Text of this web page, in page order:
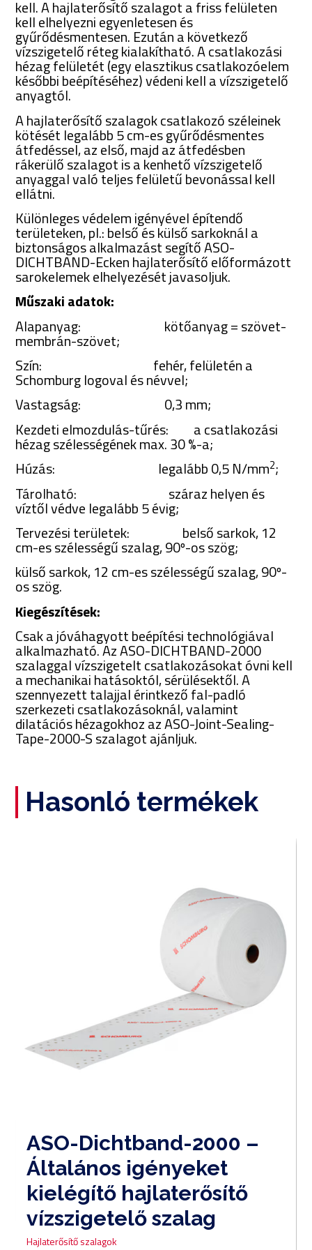
kell. A hajlaterősítő szalagot a friss felületen
kell elhelyezni egyenletesen és
gyűrődésmentesen. Ezután a következő
vízszigetelő réteg kialakítható. A csatlakozási
hézag felületét (egy elasztikus csatlakozóelem
későbbi beépítéséhez) védeni kell a vízszigetelő
anyagtól.
A hajlaterősítő szalagok csatlakozó széleinek
kötését legalább 5 cm-es gyűrődésmentes
átfedéssel, az első, majd az átfedésben
rákerülő szalagot is a kenhető vízszigetelő
anyaggal való teljes felületű bevonással kell
ellátni.
Különleges védelem igényével építendő
területeken, pl.: belső és külső sarkoknál a
biztonságos alkalmazást segítő ASO-
DICHTBAND-Ecken hajlaterősítő előformázott
sarokelemek elhelyezését javasoljuk.
Műszaki adatok:
Alapanyag: kötőanyag = szövet-
membrán-szövet;
Szín: fehér, felületén a
Schomburg logoval és névvel;
Vastagság: 0,3 mm;
Kezdeti elmozdulás-tűrés: a csatlakozási
hézag szélességének max. 30 %-a;
Húzás: legalább 0,5 N/mm2;
Tárolható: száraz helyen és
víztől védve legalább 5 évig;
Tervezési területek: belső sarkok, 12
cm-es szélességű szalag, 90º-os szög;
külső sarkok, 12 cm-es szélességű szalag, 90º-
os szög.
Kiegészítések:
Csak a jóváhagyott beépítési technológiával
alkalmazható. Az ASO-DICHTBAND-2000
szalaggal vízszigetelt csatlakozásokat óvni kell
a mechanikai hatásoktól, sérülésektől. A
szennyezett talajjal érintkező fal-padló
szerkezeti csatlakozásoknál, valamint
dilatációs hézagokhoz az ASO-Joint-Sealing-
Tape-2000-S szalagot ajánljuk.
Hasonló termékek
ASO-Dichtband-2000 –
Általános igényeket
kielégítő hajlaterősítő
vízszigetelő szalag
Hajlaterősítő szalagok